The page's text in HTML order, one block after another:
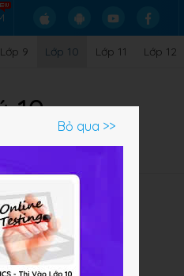
Lớp 9 Lớp 10 Lớp 11 Lớp 12
10
được
Vật
Bỏ qua >>